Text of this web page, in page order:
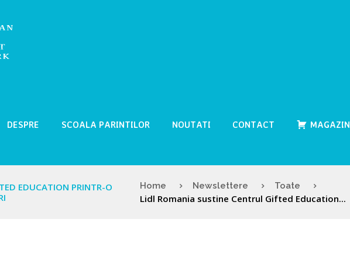
DESPRE SCOALA PARINTILOR NOUTATI CONTACT MAGAZIN
EDUCATION PRINTR-O
Home Newslettere Toate
Lidl Romania sustine Centrul Gifted Education...